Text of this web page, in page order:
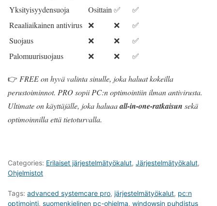
Yksityisyydensuoja
Osittain✅
✅
Reaaliaikainen antivirus ❌ ❌
✅
Suojaus
❌ ❌
✅
Palomuurisuojaus
❌ ❌ ✅
👉 FREE on hyvä valinta sinulle, joka haluat kokeilla
perustoiminnot. PRO sopii PC:n optimointiin ilman antivirusta.
Ultimate on käyttäjälle, joka haluaaall-in-one-ratkaisun sekä
optimoinnilla että tietoturvalla.
Categories: Erilaiset järjestelmätyökalut, Järjestelmätyökalut,
Ohjelmistot
Tags: advanced systemcare pro, järjestelmätyökalut, pc:n
optimointi, suomenkielinen pc-ohjelma, windowsin puhdistus